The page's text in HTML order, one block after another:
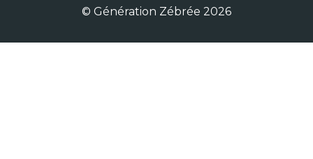
© Génération Zébrée 2026